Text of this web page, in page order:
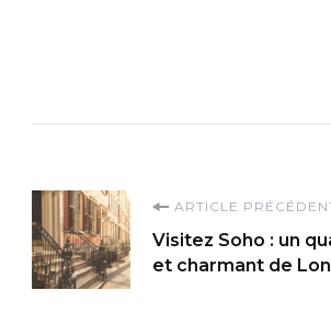
Navigation
d'article
ARTICLE
Visitez Soho : un
et charmant de